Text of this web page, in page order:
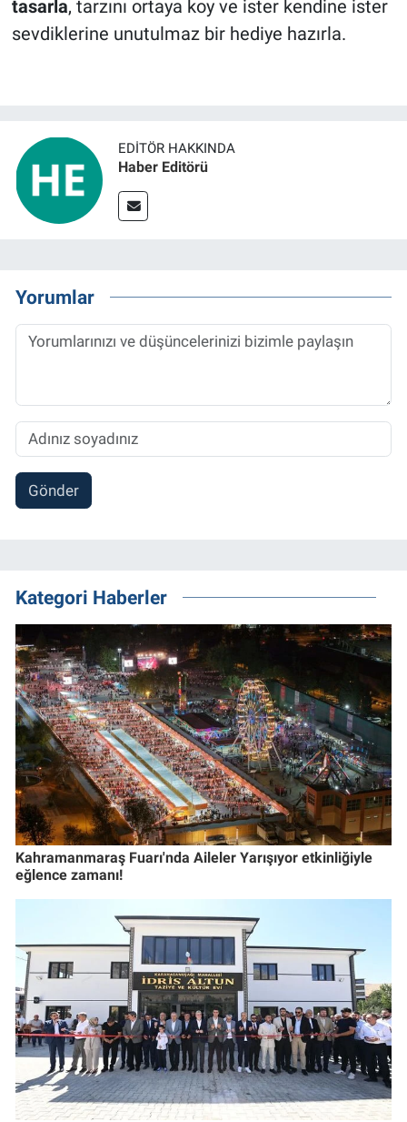
tasarla, tarzını ortaya koy ve ister kendine ister
sevdiklerine unutulmaz bir hediye hazırla.
EDITÖR HAKKINDA
Haber Editörü
Yorumlar
Gönder
Kategori Haberler
Kahramanmaraş Fuarı'nda Aileler Yarışıyor etkinliğiyle
eğlence zamanı!